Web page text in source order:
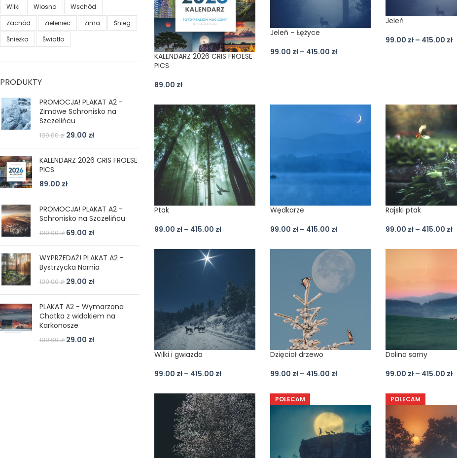
Wilki
Wiosna
Wschód
Zachód
Zieleniec Zima
Śnieg
Śnieżka
Światło
PRODUKTY
PROMOCJA! PLAKAT A2 -
Zimowe Schronisko na
Szczelińcu
109.00zł 29.00 zł
KALENDARZ 2026 CRIS FROESE
PICS
89.00 zł
PROMOCJA! PLAKAT A2 -
Schronisko na Szczelińcu
109.00zł 69.00 zł
WYPRZEDAŻ! PLAKAT A2 -
Bystrzycka Narnia
109.00zł 29.00 zł
PLAKAT A2 - Wymarzona
Chatka z widokiem na
Karkonosze
109.00zł 29.00 zł
KALENDARZ 2026 CRIS FROESE
PICS
89.00 zł
Jeleń – Łężyce
99.00 zł – 415.00 zł
Jeleń
99.00 zł – 415.00 zł
Ptak
99.00 zł – 415.00 zł
Wędkarze
99.00 zł – 415.00 zł
Rajski ptak
99.00 zł – 415.00 zł
Wilki i gwiazda
99.00 zł – 415.00 zł
Dzięcioł drzewo
99.00 zł – 415.00 zł
Dolina sarny
99.00 zł – 415.00 zł
POLECAM POLECAM